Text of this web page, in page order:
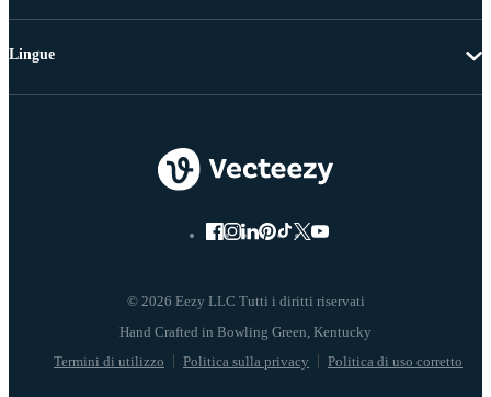
© 2026 Eezy LLC Tutti i diritti riservati
Termini di utilizzo Politica sulla privacy Politica di uso corretto
Lingue